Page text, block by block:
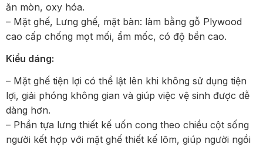
ăn mòn, oxy hóa.
– Mặt ghế, Lưng ghế, mặt bàn: làm bằng gỗ Plywood
cao cấp chống mọt mối, ẩm mốc, có độ bền cao.
Kiểu dáng:
– Mặt ghế tiện lợi có thể lật lên khi không sử dụng tiện
lợi, giải phóng không gian và giúp việc vệ sinh được dễ
dàng hơn.
– Phần tựa lưng thiết kế uốn cong theo chiều cột sống
người kết hợp với mặt ghế thiết kế lõm, giúp người ngồi